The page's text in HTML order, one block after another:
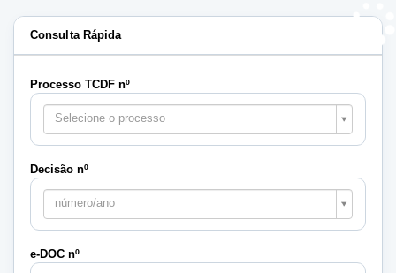
Consulta Rápida
Processo TCDF nº
Selecione o processo
Decisão nº
número/ano
e-DOC nº